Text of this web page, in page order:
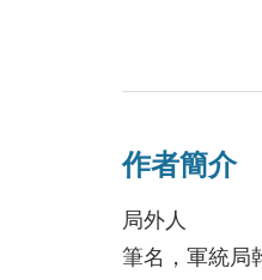
政治兩字對
作者簡介
局外人
筆名，軍統局